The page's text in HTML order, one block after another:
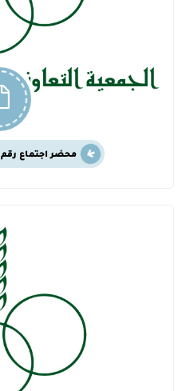
محضر اجتماع رقم 9 وتاريخ 23-8-1440 هـ